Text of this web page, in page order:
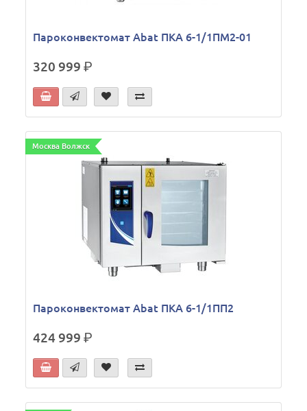
Пароконвектомат Abat ПКА 6-1/1ПМ2-01
320 999р.
Москва Волжск
Пароконвектомат Abat ПКА 6-1/1ПП2
424 999р.